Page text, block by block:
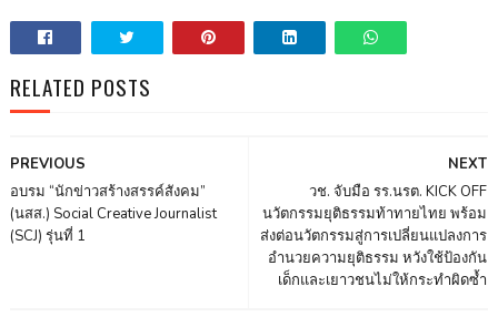
RELATED POSTS
NEXT
วช. จับมือ รร.นรต. KICK OFF
นวัตกรรมยุติธรรมท้าทายไทย พร้อม
ส่งต่อนวัตกรรมสู่การเปลี่ยนแปลงการ
อำนวยความยุติธรรม หวังใช้ป้องกัน
เด็กและเยาวชนไม่ให้กระทำผิดซ้ำ
PREVIOUS
อบรม “นักข่าวสร้างสรรค์สังคม”
(นสส.) Social Creative Journalist
(SCJ) รุ่นที่ 1